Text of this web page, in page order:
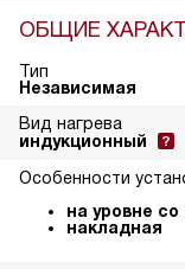
ОБЩИЕ
Тип
Независимая
Вид нагрева
индукционный
Особенности
на уровне
накладная